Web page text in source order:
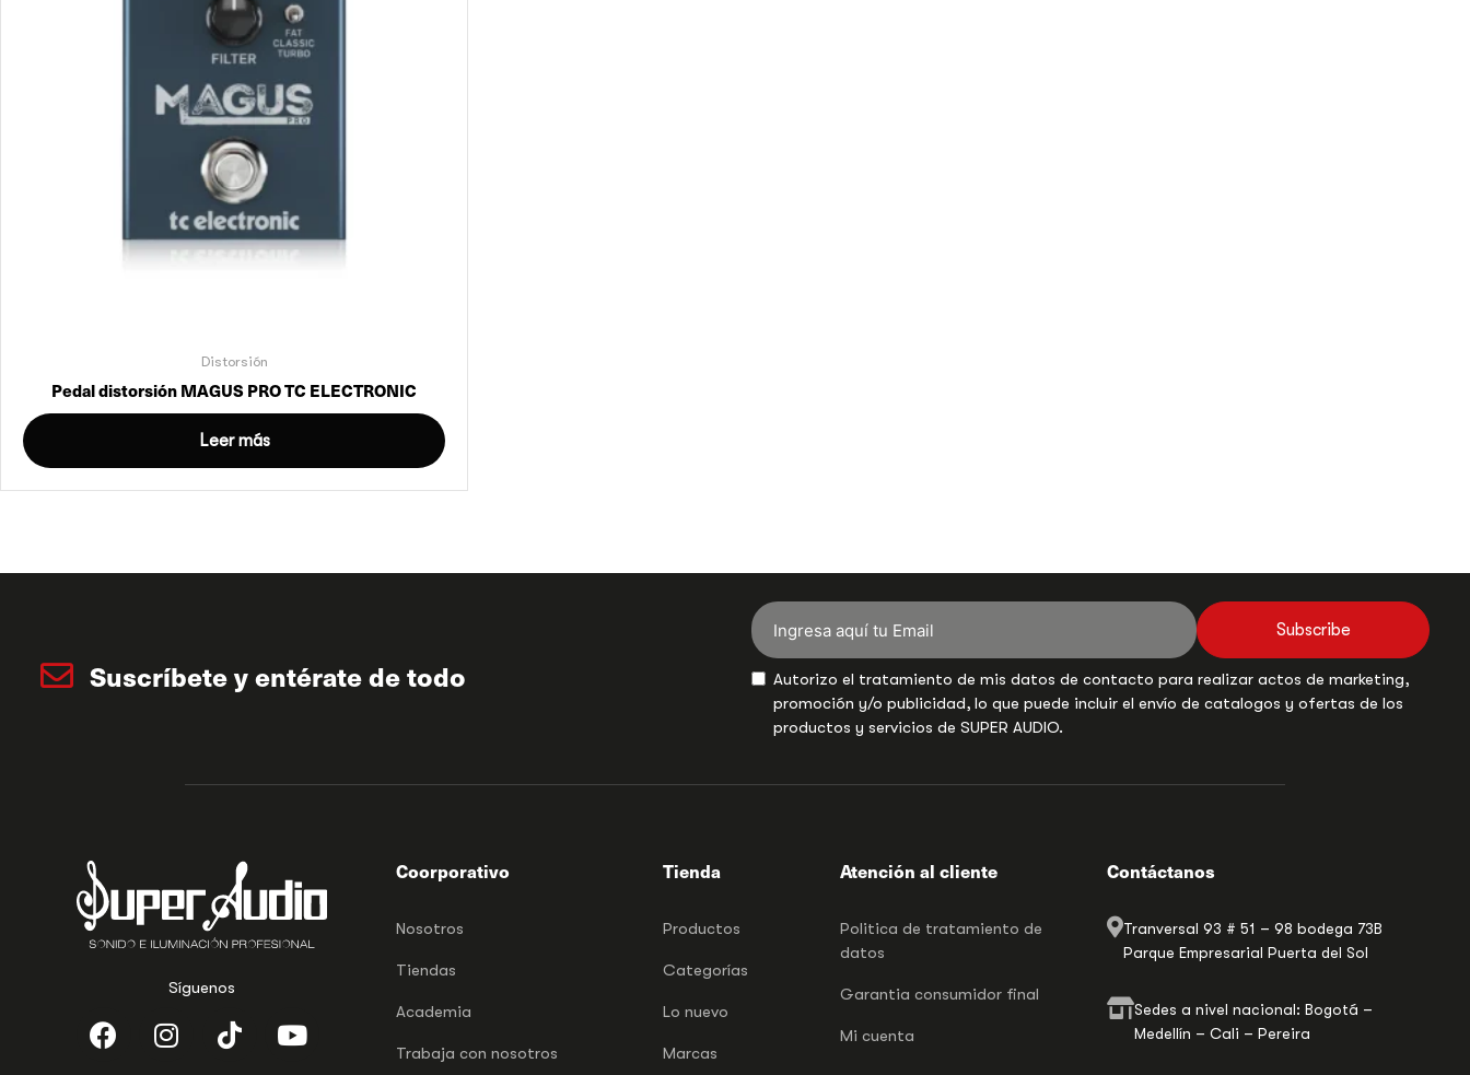
Distorsión
Pedal distorsión MAGUS PRO TC ELECTRONIC
Leer más
Suscríbete y entérate de todo
Subscribe
Autorizo el tratamiento de mis datos de contacto para realizar actos de marketing,
promoción y/o publicidad, lo que puede incluir el envío de catalogos y ofertas de los
productos y servicios de SUPER AUDIO.
Síguenos
Coorporativo
Nosotros
Tiendas
Academia
Trabaja con nosotros
Tienda
Productos
Categorías
Lo nuevo
Marcas
Atención al cliente
Politica de tratamiento de
datos
Garantia consumidor final
Mi cuenta
Contáctanos
Tranversal 93 # 51 – 98 bodega 73B
Parque Empresarial Puerta del Sol
Sedes a nivel nacional: Bogotá –
Medellín – Cali – Pereira